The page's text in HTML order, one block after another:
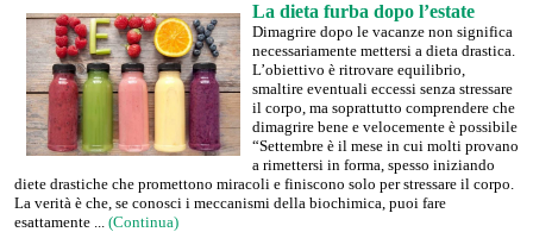
La dieta furba dopo l’estate
Dimagrire dopo le vacanze non significa
necessariamente mettersi a dieta drastica.
L’obiettivo è ritrovare equilibrio,
smaltire eventuali eccessi senza stressare
il corpo, ma soprattutto comprendere che
dimagrire bene e velocemente è possibile
“Settembre è il mese in cui molti provano
a rimettersi in forma, spesso iniziando
diete drastiche che promettono miracoli e finiscono solo per stressare il corpo.
La verità è che, se conosci i meccanismi della biochimica, puoi fare
esattamente ... (Continua)